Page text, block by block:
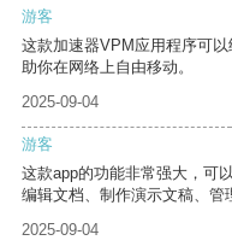
游客
这款加速器VPM应用程序可
助你在网络上自由移动。
2025-09-04
游客
这款app的功能非常强大，可
编辑文档、制作演示文稿、管
2025-09-04